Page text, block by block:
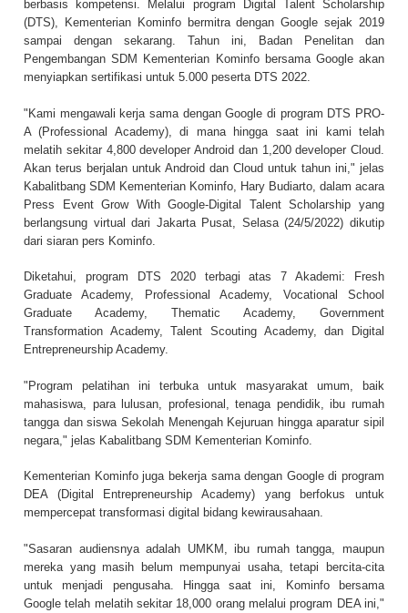
berbasis kompetensi. Melalui program Digital Talent Scholarship
(DTS), Kementerian Kominfo bermitra dengan Google sejak 2019
sampai dengan sekarang. Tahun ini, Badan Penelitan dan
Pengembangan SDM Kementerian Kominfo bersama Google akan
menyiapkan sertifikasi untuk 5.000 peserta DTS 2022.
"Kami mengawali kerja sama dengan Google di program DTS PRO-
A (Professional Academy), di mana hingga saat ini kami telah
melatih sekitar 4,800 developer Android dan 1,200 developer Cloud.
Akan terus berjalan untuk Android dan Cloud untuk tahun ini," jelas
Kabalitbang SDM Kementerian Kominfo, Hary Budiarto, dalam acara
Press Event Grow With Google-Digital Talent Scholarship yang
berlangsung virtual dari Jakarta Pusat, Selasa (24/5/2022) dikutip
dari siaran pers Kominfo.
Diketahui, program DTS 2020 terbagi atas 7 Akademi: Fresh
Graduate Academy, Professional Academy, Vocational School
Graduate Academy, Thematic Academy, Government
Transformation Academy, Talent Scouting Academy, dan Digital
Entrepreneurship Academy.
"Program pelatihan ini terbuka untuk masyarakat umum, baik
mahasiswa, para lulusan, profesional, tenaga pendidik, ibu rumah
tangga dan siswa Sekolah Menengah Kejuruan hingga aparatur sipil
negara," jelas Kabalitbang SDM Kementerian Kominfo.
Kementerian Kominfo juga bekerja sama dengan Google di program
DEA (Digital Entrepreneurship Academy) yang berfokus untuk
mempercepat transformasi digital bidang kewirausahaan.
"Sasaran audiensnya adalah UMKM, ibu rumah tangga, maupun
mereka yang masih belum mempunyai usaha, tetapi bercita-cita
untuk menjadi pengusaha. Hingga saat ini, Kominfo bersama
Google telah melatih sekitar 18,000 orang melalui program DEA ini,"